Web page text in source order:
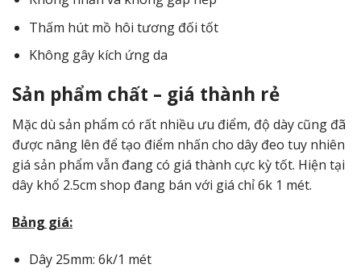
Thấm hút mồ hôi tương đối tốt
Không gây kích ứng da
Sản phẩm chất – giá thành rẻ
Mặc dù sản phẩm có rất nhiều ưu điểm, độ dày cũng đã
được nâng lên để tạo điểm nhấn cho dây đeo tuy nhiên
giá sản phẩm vẫn đang có giá thành cực kỳ tốt. Hiện tại
dây khổ 2.5cm shop đang bán với giá chỉ 6k 1 mét.
Bảng giá:
Dây 25mm: 6k/1 mét